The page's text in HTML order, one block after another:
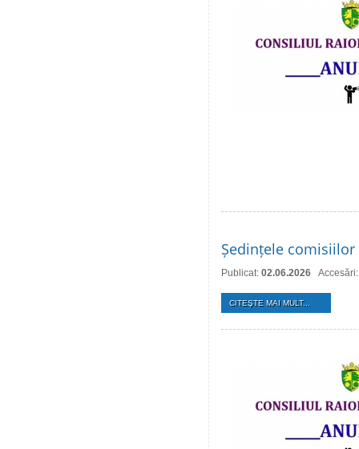
Ședințele
Publicat: 02.06.2026
CITEŞTE MAI MULT...